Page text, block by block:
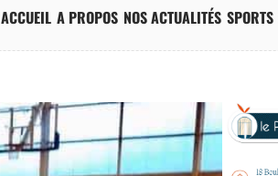
ACCUEIL A PROPOS NOS ACTUALITÉS SPORTS